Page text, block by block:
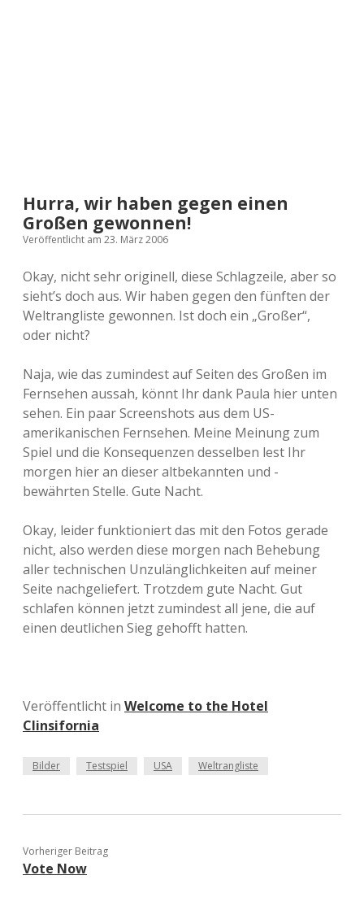
Hurra, wir haben gegen einen
Großen gewonnen!
Veröffentlicht am 23. März 2006
Okay, nicht sehr originell, diese Schlagzeile, aber so
sieht’s doch aus. Wir haben gegen den fünften der
Weltrangliste gewonnen. Ist doch ein „Großer“,
oder nicht?
Naja, wie das zumindest auf Seiten des Großen im
Fernsehen aussah, könnt Ihr dank Paula hier unten
sehen. Ein paar Screenshots aus dem US-
amerikanischen Fernsehen. Meine Meinung zum
Spiel und die Konsequenzen desselben lest Ihr
morgen hier an dieser altbekannten und -
bewährten Stelle. Gute Nacht.
Okay, leider funktioniert das mit den Fotos gerade
nicht, also werden diese morgen nach Behebung
aller technischen Unzulänglichkeiten auf meiner
Seite nachgeliefert. Trotzdem gute Nacht. Gut
schlafen können jetzt zumindest all jene, die auf
einen deutlichen Sieg gehofft hatten.
Veröffentlicht in Welcome to the Hotel
Clinsifornia
Bilder Testspiel USA Weltrangliste
Vorheriger Beitrag
Vote Now